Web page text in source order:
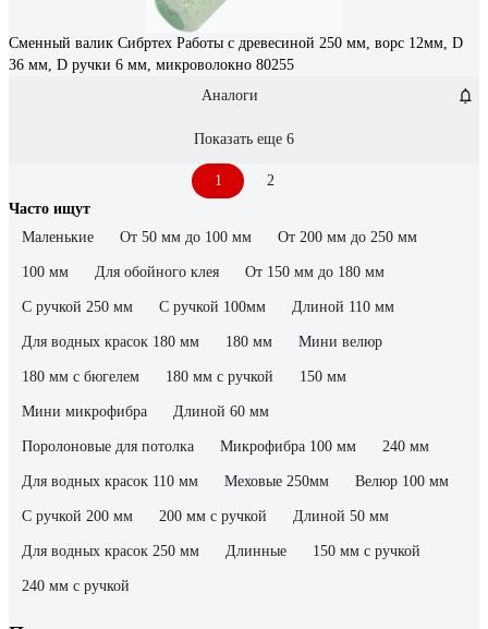
Сменный валик Сибртех Работы с древесиной 250 мм, ворс 12мм, D
36 мм, D ручки 6 мм, микроволокно 80255
Аналоги
Показать еще 6
1
2
Часто ищут
Маленькие
От 50 мм до 100 мм От 200 мм до 250 мм
100 мм Для обойного клея От 150 мм до 180 мм
С ручкой 250 мм С ручкой 100мм Длиной 110 мм
Для водных красок 180 мм 180 мм Мини велюр
180 мм с бюгелем 180 мм с ручкой 150 мм
Мини микрофибра Длиной 60 мм
Поролоновые для потолка Микрофибра 100 мм 240 мм
Для водных красок 110 мм Меховые 250мм Велюр 100 мм
С ручкой 200 мм 200 мм с ручкой Длиной 50 мм
Для водных красок 250 мм Длинные 150 мм с ручкой
240 мм с ручкой